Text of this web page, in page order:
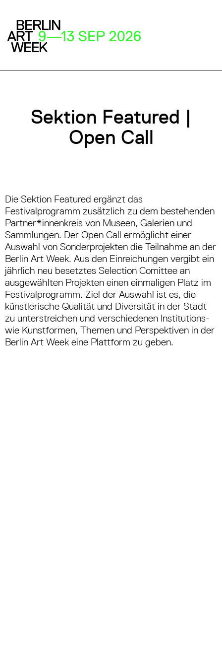
Sektion Featured |
Open Call
Die Sektion Featured ergänzt das
Festivalprogramm zusätzlich zu dem bestehenden
Partner*innenkreis von Museen, Galerien und
Sammlungen. Der Open Call ermöglicht einer
Auswahl von Sonderprojekten die Teilnahme an der
Berlin Art Week. Aus den Einreichungen vergibt ein
jährlich neu besetztes Selection Comittee an
ausgewählten Projekten einen einmaligen Platz im
Festivalprogramm. Ziel der Auswahl ist es, die
künstlerische Qualität und Diversität in der Stadt
zu unterstreichen und verschiedenen Institutions-
wie Kunstformen, Themen und Perspektiven in der
Berlin Art Week eine Plattform zu geben.